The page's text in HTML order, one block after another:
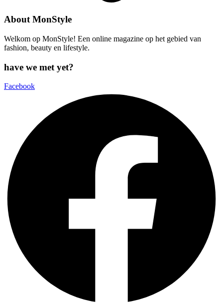
About MonStyle
Welkom op MonStyle! Een online magazine op het gebied van
fashion, beauty en lifestyle.
have we met yet?
Facebook